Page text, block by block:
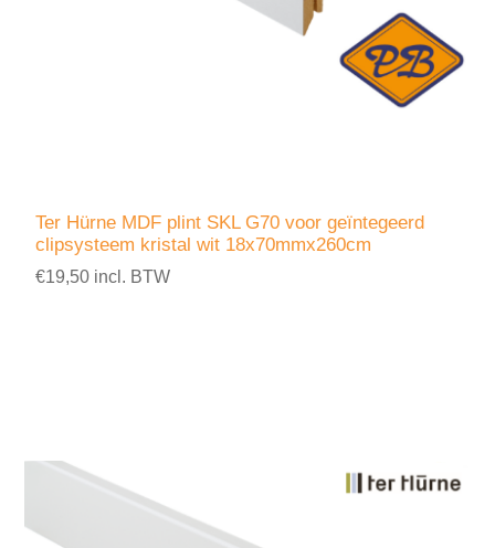
Ter Hürne MDF plint SKL G70 voor geïntegeerd
clipsysteem kristal wit 18x70mmx260cm
€19,50 incl. BTW